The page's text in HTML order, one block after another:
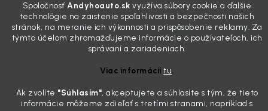
Spoločnosť Andyhoauto.sk využíva súbory cookie a ďalšie
technológie na zaistenie spoľahlivosti a bezpečnosti našich
stránok, na meranie ich výkonnosti a prispôsobenie reklamy. Za
týmto účelom zhromažďujeme informácie o používateľoch, ich
správaní a zariadeniach.
Viac informáciítu.
Ak zvolíte "Súhlasím", akceptujete a súhlasíte s tým, že tieto
informácie môžeme zdieľať s tretími stranami, napríklad s
mriežkach ventilácie, okolo tlačidiel a v švíkoch sedačiek na vás stále
drzo pozerá prach. Handra ani vysávač tam jednodu...
Detailing nemusí stáť výplatu: 5 kúskov autokozmetiky,
ktoré sa teraz reálne oplatia
niekoho nuda, pre nás najlepší relax. Lenže keď si v košíku spočítate
všetky tie fľaštičky, šampóny a utierky, výsledná suma vie poriadne